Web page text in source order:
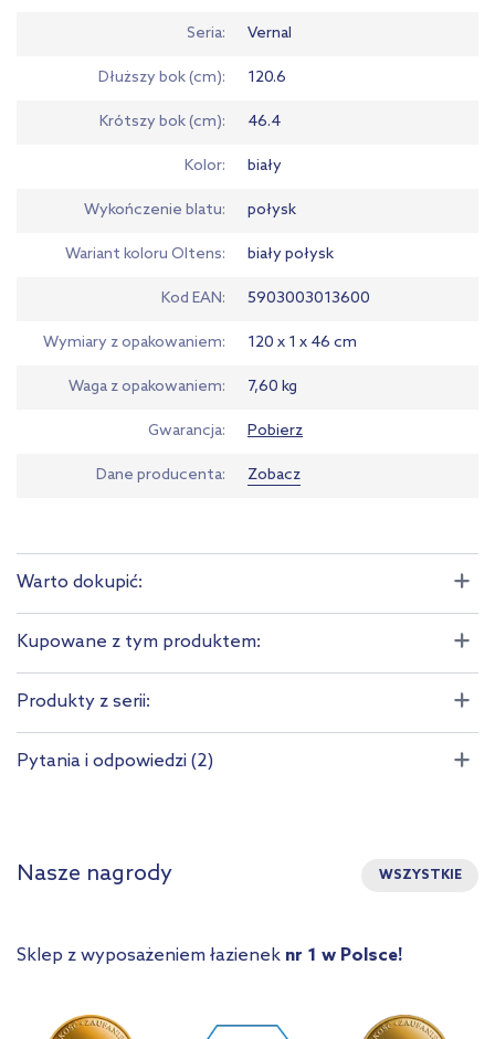
Seria Vernal
Dłuższy bok (cm) 120.6
Krótszy bok (cm) 46.4
Kolor biały
Wykończenie blatu połysk
Wariant koloru Oltens biały połysk
Kod EAN 5903003013600
Wymiary z opakowaniem 120 x 1 x 46 cm
Waga z opakowaniem 7,60 kg
Gwarancja Pobierz
Dane producenta Zobacz
Warto dokupić:
Kupowane z tym produktem:
Produkty z serii:
Pytania i odpowiedzi (2)
Nasze nagrody WSZYSTKIE
Sklep z wyposażeniem łazienek nr 1 w Polsce!